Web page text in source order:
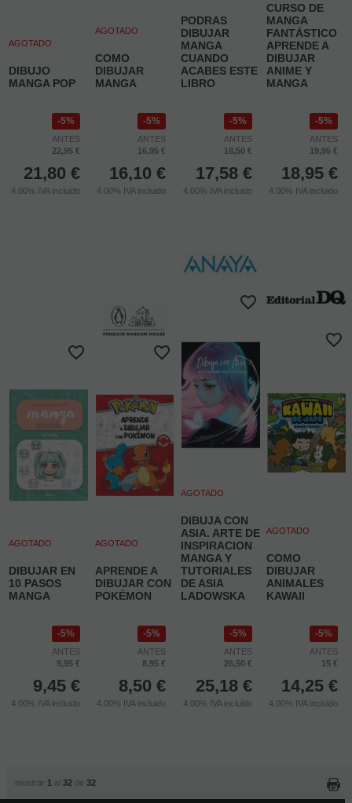
AGOTADO
DIBUJO
MANGA POP
5%
ANTES
22,95 €
21,80 €
4.00% IVA incluido
AGOTADO
COMO
DIBUJAR
MANGA
5%
ANTES
16,95 €
16,10 €
4.00% IVA incluido
PODRAS
DIBUJAR
MANGA
CUANDO
ACABES ESTE
LIBRO
5%
ANTES
18,50 €
17,58 €
4.00% IVA incluido
CURSO DE
MANGA
FANTÁSTICO
APRENDE A
DIBUJAR
ANIME Y
MANGA
5%
ANTES
19,95 €
18,95 €
4.00% IVA incluido
AGOTADO
DIBUJAR EN
10 PASOS
MANGA
5%
ANTES
9,95 €
9,45 €
4.00% IVA incluido
AGOTADO
APRENDE A
DIBUJAR CON
POKÉMON
5%
ANTES
8,95 €
8,50 €
4.00% IVA incluido
AGOTADO
DIBUJA CON
ASIA. ARTE DE
INSPIRACION
MANGA Y
TUTORIALES
DE ASIA
LADOWSKA
5%
ANTES
26,50 €
25,18 €
4.00% IVA incluido
AGOTADO
COMO
DIBUJAR
ANIMALES
KAWAII
5%
ANTES
15 €
14,25 €
4.00% IVA incluido
mostrar 1 al 32de 32